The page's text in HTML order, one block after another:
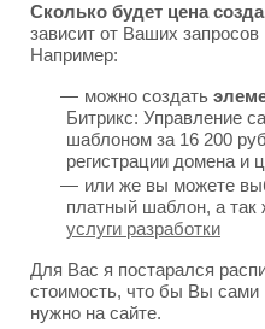
Сколько будет цена
зависит от Ваших
Например:
можно создать
Битрикс: Управление
шаблоном за 16 200
регистрации домена и
или же вы можете
платный шаблон, а так
услуги разработки
Для Вас я постарался
стоимость, что бы Вы
нужно на сайте.